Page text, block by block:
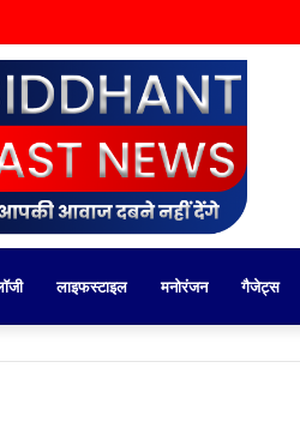
लाइफस्टाइल मनोरंजन गैजेट्स